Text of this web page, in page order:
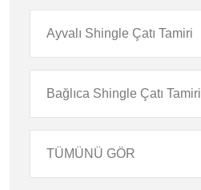
Ayvalı Shingle Çatı Tamiri
Bağlıca Shingle Çatı Tamiri
TÜMÜNÜ GÖR